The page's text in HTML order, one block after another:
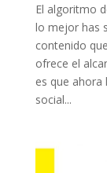
El algoritmo
lo mejor has
contenido
ofrece el
es que ahora
social...